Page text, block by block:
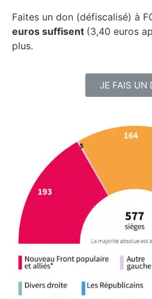
Faites un don (défiscalisé) à
euros suffisent (3,40 euros
plus.
JE FAIS UN